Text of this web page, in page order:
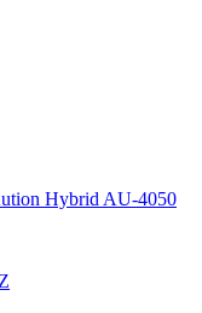
Hybrid AU-4050